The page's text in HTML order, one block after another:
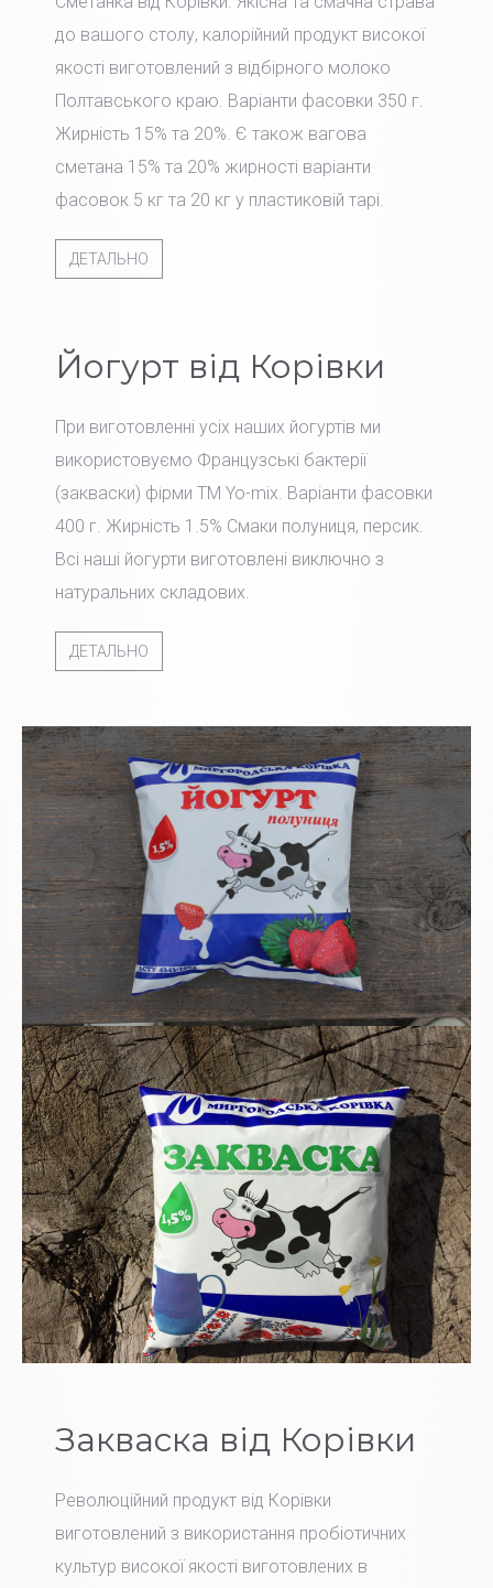
до вашого столу, калорійний продукт високої
якості виготовлений з відбірного молоко
Полтавського краю. Варіанти фасовки 350 г.
Жирність 15% та 20%. Є також вагова
сметана 15% та 20% жирності варіанти
фасовок 5 кг та 20 кг у пластиковій тарі.
ДЕТАЛЬНО
Йогурт від Корівки
При виготовленні усіх наших йогуртів ми
використовуємо Французські бактерії
(закваски) фірми TM Yo-mix. Варіанти фасовки
400 г. Жирність 1.5% Смаки полуниця, персик.
Всі наші йогурти виготовлені виключно з
натуральних складових.
ДЕТАЛЬНО
Закваска від Корівки
Революційний продукт від Корівки
виготовлений з використання пробіотичних
культур високої якості виготовлених в